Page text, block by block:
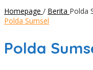
Homepage / Berita Polda
Polda Sumsel
Polda